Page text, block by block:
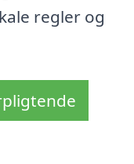
regler og